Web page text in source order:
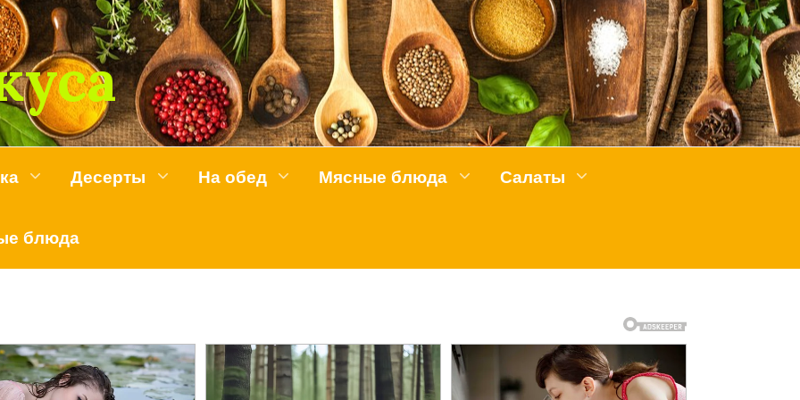
Десерты На обед Мясные блюда Салаты
блюда